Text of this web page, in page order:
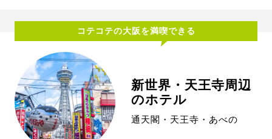
コテコテの大阪を満喫できる
新世界・天王寺周辺
のホテル
通天閣・天王寺・あべの